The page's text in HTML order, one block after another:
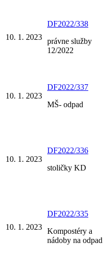
10. 1. 2023
DF2022/338
právne služby
12/2022
10. 1. 2023
DF2022/337
MŠ- odpad
10. 1. 2023
DF2022/336
stoličky KD
10. 1. 2023
DF2022/335
Kompostéry a
nádoby na odpad